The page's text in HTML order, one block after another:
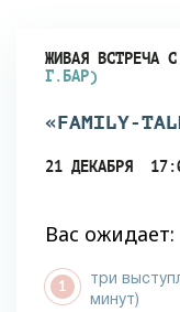
ЖИВАЯ ВСТРЕЧА
Г.БАР)
«FAMILY-
21 ДЕКАБРЯ
Вас ожидает:
три
минут)